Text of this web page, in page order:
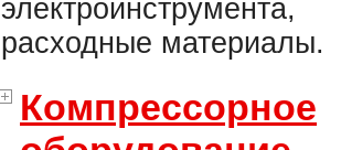
электроинструмента,
расходные материалы.
Компрессорное